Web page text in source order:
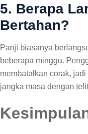
5. Berapa
Bertahan?
Panji biasanya
beberapa minggu.
membatalkan corak,
jangka masa dengan